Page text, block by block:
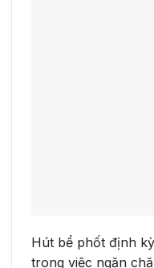
Hút bể phốt định
trong việc ngăn